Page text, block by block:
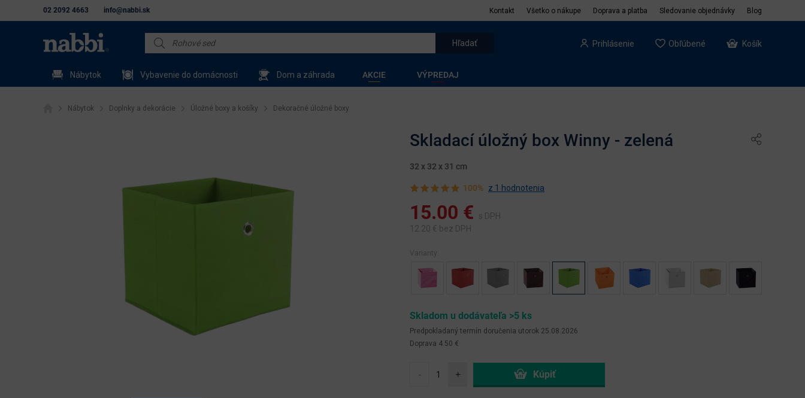
02 2092 4663 info@nabbi.sk Kontakt Všetko o nákupe Doprava a platba Sledovanie objednávky Blog
Prihlásenie Obľúbené Košík
Nábytok Vybavenie do domácnosti Dom a záhrada AKCIE VÝPREDAJ
Nábytok Doplnky a dekorácie Úložné boxy a košíky Dekoračné úložné boxy
Skladací úložný box Winny - zelená
32 x 32 x 31 cm
100% z 1 hodnotenia
15.00 €
s DPH
12.20 € bez DPH
Varianty:
Skladom u dodávateľa >5 ks
Predpokladaný termín doručenia utorok 25.08.2026
Doprava 4.50 €
- +